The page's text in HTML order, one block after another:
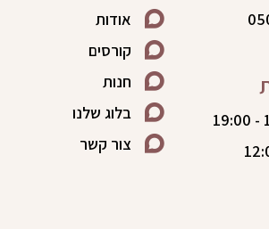
אודות
קורסים
חנות
בלוג שלנו
צור קשר